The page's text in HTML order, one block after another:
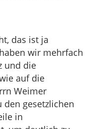
das ist ja
wir mehrfach
und die
auf die
Weimer
den gesetzlichen
in